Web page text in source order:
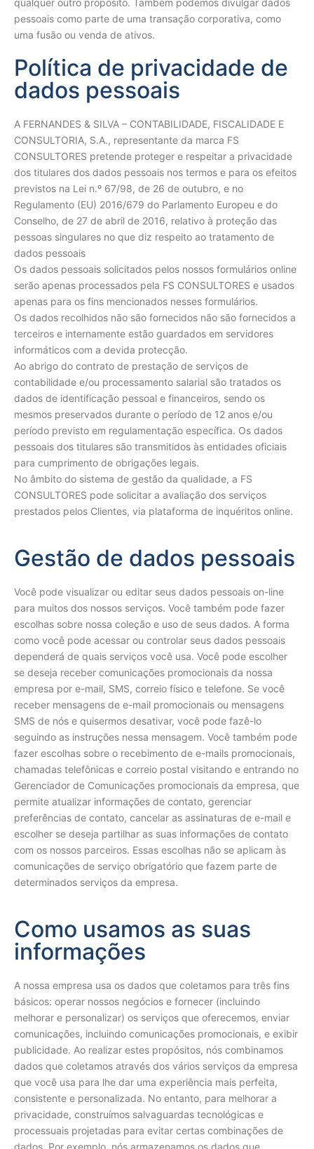
qualquer outro propósito. Também podemos divulgar dados
pessoais como parte de uma transação corporativa, como
uma fusão ou venda de ativos.
Política de privacidade de
dados pessoais
A FERNANDES & SILVA – CONTABILIDADE, FISCALIDADE E
CONSULTORIA, S.A., representante da marca FS
CONSULTORES pretende proteger e respeitar a privacidade
dos titulares dos dados pessoais nos termos e para os efeitos
previstos na Lei n.º 67/98, de 26 de outubro, e no
Regulamento (EU) 2016/679 do Parlamento Europeu e do
Conselho, de 27 de abril de 2016, relativo à proteção das
pessoas singulares no que diz respeito ao tratamento de
dados pessoais
Os dados pessoais solicitados pelos nossos formulários online
serão apenas processados pela FS CONSULTORES e usados
apenas para os fins mencionados nesses formulários.
Os dados recolhidos não são fornecidos não são fornecidos a
terceiros e internamente estão guardados em servidores
informáticos com a devida protecção.
Ao abrigo do contrato de prestação de serviços de
contabilidade e/ou processamento salarial são tratados os
dados de identificação pessoal e financeiros, sendo os
mesmos preservados durante o período de 12 anos e/ou
período previsto em regulamentação específica. Os dados
pessoais dos titulares são transmitidos às entidades oficiais
para cumprimento de obrigações legais.
No âmbito do sistema de gestão da qualidade, a FS
CONSULTORES pode solicitar a avaliação dos serviços
prestados pelos Clientes, via plataforma de inquéritos online.
Gestão de dados pessoais
Você pode visualizar ou editar seus dados pessoais on-line
para muitos dos nossos serviços. Você também pode fazer
escolhas sobre nossa coleção e uso de seus dados. A forma
como você pode acessar ou controlar seus dados pessoais
dependerá de quais serviços você usa. Você pode escolher
se deseja receber comunicações promocionais da nossa
empresa por e-mail, SMS, correio físico e telefone. Se você
receber mensagens de e-mail promocionais ou mensagens
SMS de nós e quisermos desativar, você pode fazê-lo
seguindo as instruções nessa mensagem. Você também pode
fazer escolhas sobre o recebimento de e-mails promocionais,
chamadas telefônicas e correio postal visitando e entrando no
Gerenciador de Comunicações promocionais da empresa, que
permite atualizar informações de contato, gerenciar
preferências de contato, cancelar as assinaturas de e-mail e
escolher se deseja partilhar as suas informações de contato
com os nossos parceiros. Essas escolhas não se aplicam às
comunicações de serviço obrigatório que fazem parte de
determinados serviços da empresa.
Como usamos as suas
informações
A nossa empresa usa os dados que coletamos para três fins
básicos: operar nossos negócios e fornecer (incluindo
melhorar e personalizar) os serviços que oferecemos, enviar
comunicações, incluindo comunicações promocionais, e exibir
publicidade. Ao realizar estes propósitos, nós combinamos
dados que coletamos através dos vários serviços da empresa
que você usa para lhe dar uma experiência mais perfeita,
consistente e personalizada. No entanto, para melhorar a
privacidade, construímos salvaguardas tecnológicas e
processuais projetadas para evitar certas combinações de